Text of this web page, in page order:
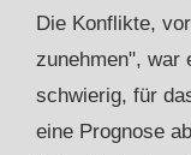
Die Konflikte,
zunehmen", war
schwierig, für
eine Prognose